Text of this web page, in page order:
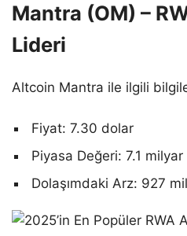
Mantra (OM) –
Lideri
Altcoin Mantra ile ilgili
Fiyat: 7.30 dolar
Piyasa Değeri: 7.1
Dolaşımdaki Arz: 927